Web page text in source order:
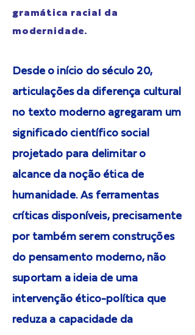
gramática racial da
modernidade.
Desde o início do século 20,
articulações da diferença cultural
no texto moderno agregaram um
significado científico social
projetado para delimitar o
alcance da noção ética de
humanidade. As ferramentas
críticas disponíveis, precisamente
por também serem construções
do pensamento moderno, não
suportam a ideia de uma
intervenção ético-política que
reduza a capacidade da